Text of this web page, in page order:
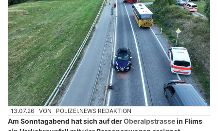
13.07.26 VON POLIZEI.NEWS REDAKTION
Am Sonntagabend hat sich auf derOberalpstrassein Flims